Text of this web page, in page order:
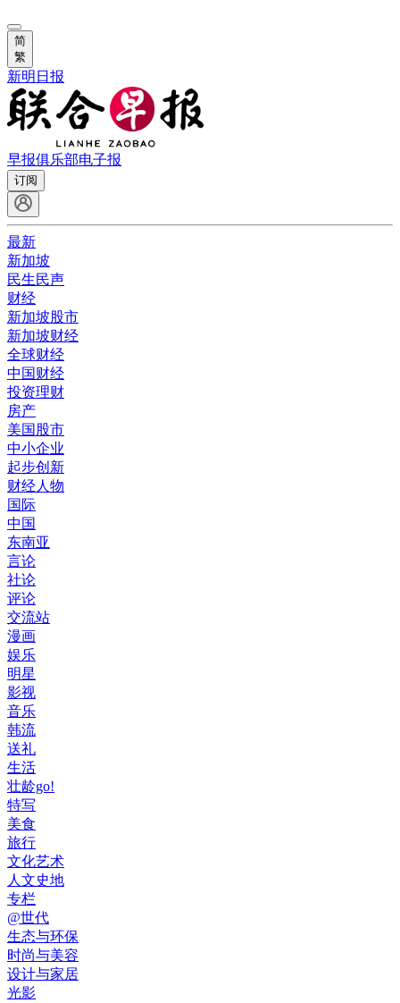
简
繁
新明日报
早报俱乐部电子报
订阅
最新
新加坡
民生民声
财经
新加坡股市
新加坡财经
全球财经
中国财经
投资理财
房产
美国股市
中小企业
起步创新
财经人物
国际
中国
东南亚
言论
社论
评论
交流站
漫画
娱乐
明星
影视
音乐
韩流
送礼
生活
壮龄go!
特写
美食
旅行
文化艺术
人文史地
专栏
@世代
生态与环保
时尚与美容
设计与家居
光影